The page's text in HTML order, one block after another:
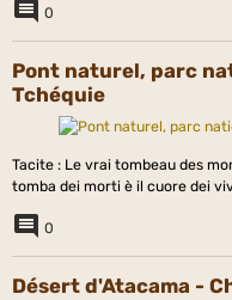
0
Pont naturel, parc
Tchéquie
Tacite : Le vrai tombeau des
tomba dei morti è il cuore dei
0
Désert d'Atacama -